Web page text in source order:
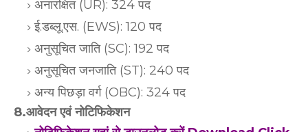
अनारक्षित (UR): 324 पद
ई.डब्लू.एस. (EWS): 120 पद
अनुसूचित जाति (SC): 192 पद
अनुसूचित जनजाति (ST): 240 पद
अन्य पिछड़ा वर्ग (OBC): 324 पद
8.आवेदन एवं नोटिफिकेशन